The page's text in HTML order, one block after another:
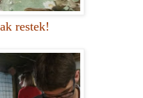
restek!